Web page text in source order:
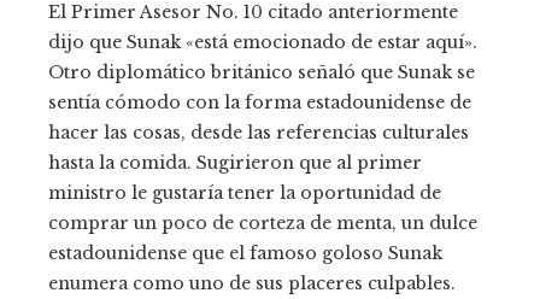
El Primer Asesor No. 10 citado anteriormente
dijo que Sunak «está emocionado de estar aquí».
Otro diplomático británico señaló que Sunak se
sentía cómodo con la forma estadounidense de
hacer las cosas, desde las referencias culturales
hasta la comida. Sugirieron que al primer
ministro le gustaría tener la oportunidad de
comprar un poco de corteza de menta, un dulce
estadounidense que el famoso goloso Sunak
enumera como uno de sus placeres culpables.